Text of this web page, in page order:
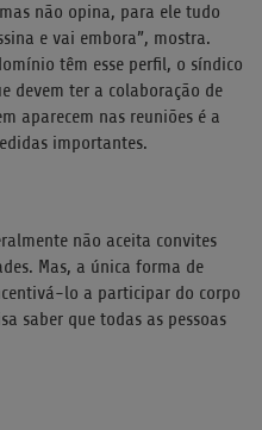
não opina, para ele tudo
e vai embora”, mostra.
têm esse perfil, o síndico
devem ter a colaboração de
aparecem nas reuniões é a
importantes.
não aceita convites
Mas, a única forma de
lo a participar do corpo
saber que todas as pessoas